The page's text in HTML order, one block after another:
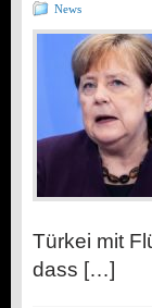
News
Türkei mit
dass […]